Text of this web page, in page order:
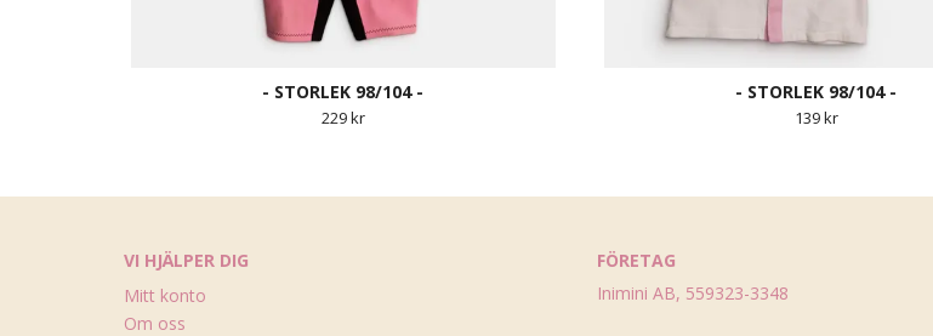
- STORLEK 98/104 -
229 kr
- STORLEK 98/104 -
139 kr
VI HJÄLPER DIG
Mitt konto
Om oss
FÖRETAG
Inimini AB, 559323-3348